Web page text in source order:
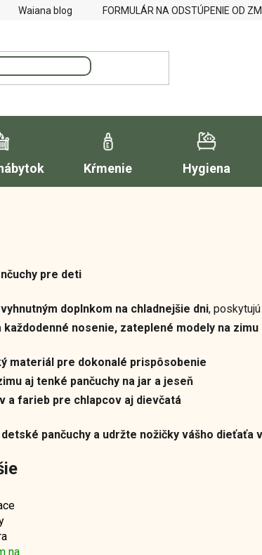
Waiana blog FORMULÁR NA ODSTÚPENIE OD
Kŕmenie Hygiena
pre deti
doplnkom na chladnejšie dni, poskytujú
každodenné nosenie, zateplené modely na
materiál pre dokonalé prispôsobenie
aj tenké pančuchy na jar a jeseň
a farieb pre chlapcov aj dievčatá
pančuchy a udržte nožičky vášho dieťaťa
na